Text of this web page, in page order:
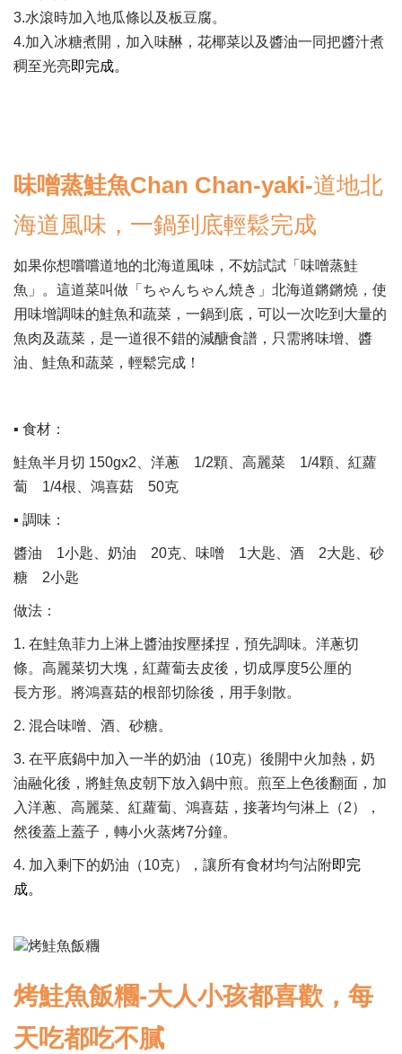
3.水滾時加入地瓜條以及板豆腐。
4.加入冰糖煮開，加入味醂，花椰菜以及醬油一同把醬汁煮
稠至光亮即完成。
味噌蒸鮭魚Chan Chan-yaki-道地北
海道風味，一鍋到底輕鬆完成
如果你想嚐嚐道地的北海道風味，不妨試試「味噌蒸鮭
魚」。這道菜叫做「ちゃんちゃん焼き」北海道鏘鏘燒，使
用味增調味的鮭魚和蔬菜，一鍋到底，可以一次吃到大量的
魚肉及蔬菜，是一道很不錯的減醣食譜，只需將味增、醬
油、鮭魚和蔬菜，輕鬆完成！
▪ 食材：
鮭魚半月切 150gx2、洋蔥 1/2顆、高麗菜 1/4顆、紅蘿
蔔 1/4根、鴻喜菇 50克
▪ 調味：
醬油 1小匙、奶油 20克、味噌 1大匙、酒 2大匙、砂
糖 2小匙
做法：
1. 在鮭魚菲力上淋上醬油按壓揉捏，預先調味。洋蔥切
條。高麗菜切大塊，紅蘿蔔去皮後，切成厚度5公厘的
長方形。將鴻喜菇的根部切除後，用手剝散。
2. 混合味噌、酒、砂糖。
3. 在平底鍋中加入一半的奶油（10克）後開中火加熱，奶
油融化後，將鮭魚皮朝下放入鍋中煎。煎至上色後翻面，加
入洋蔥、高麗菜、紅蘿蔔、鴻喜菇，接著均勻淋上（2），
然後蓋上蓋子，轉小火蒸烤7分鐘。
4. 加入剩下的奶油（10克），讓所有食材均勻沾附即完
成。
烤鮭魚飯糰-大人小孩都喜歡，每
天吃都吃不膩